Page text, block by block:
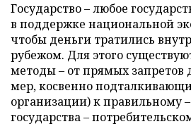
Государство – любое
в поддержке национальной
чтобы деньги тратились
рубежом. Для этого
методы – от прямых
мер, косвенно
организации) к правильному
государства –